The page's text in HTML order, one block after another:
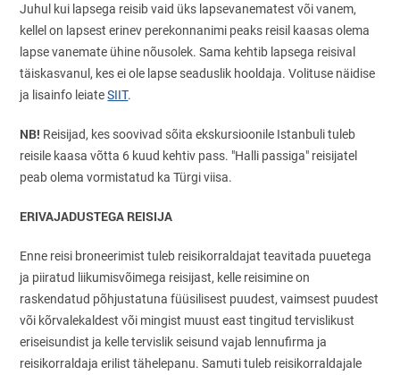
Juhul kui lapsega reisib vaid üks lapsevanematest või vanem,
kellel on lapsest erinev perekonnanimi peaks reisil kaasas olema
lapse vanemate ühine nõusolek. Sama kehtib lapsega reisival
täiskasvanul, kes ei ole lapse seaduslik hooldaja. Volituse näidise
ja lisainfo leiateSIIT.
NB! Reisijad, kes soovivad sõita ekskursioonile Istanbuli tuleb
reisile kaasa võtta 6 kuud kehtiv pass. "Halli passiga" reisijatel
peab olema vormistatud ka Türgi viisa.
ERIVAJADUSTEGA REISIJA
Enne reisi broneerimist tuleb reisikorraldajat teavitada puuetega
ja piiratud liikumisvõimega reisijast, kelle reisimine on
raskendatud põhjustatuna füüsilisest puudest, vaimsest puudest
või kõrvalekaldest või mingist muust east tingitud tervislikust
eriseisundist ja kelle tervislik seisund vajab lennufirma ja
reisikorraldaja erilist tähelepanu. Samuti tuleb reisikorraldajale